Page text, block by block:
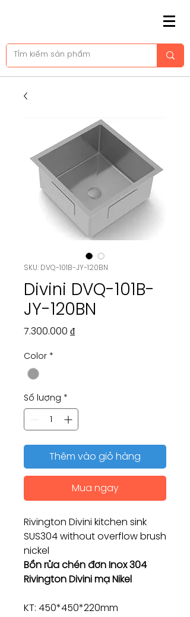
SKU: DVQ-101B-JY-120BN
Divini DVQ-101B-
JY-120BN
7.300.000 ₫Giá
Color *
Số lượng *
Thêm vào giỏ hàng
Mua ngay
Rivington Divini kitchen sink
SUS304 without overflow brush
nickel
Bồn rửa chén đơn Inox 304
Rivington Divini mạ Nikel
KT: 450*450*220mm